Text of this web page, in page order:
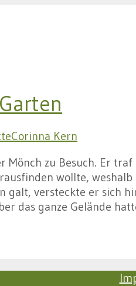
Corinna Kern
Mönch zu Besuch. Er
wollte,
galt, versteckte er sich
das ganze Gelände